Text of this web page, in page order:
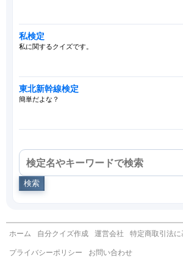
私検定
私に関するクイズです。
東北新幹線検定
簡単だよな？
検索
ホーム 自分クイズ作成 運営会社 特定商取引法
プライバシーポリシー お問い合わせ